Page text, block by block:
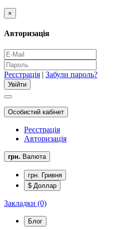
×
Авторизація
Реєстрація | Забули пароль?
Особистий кабінет
Реєстрація
Авторизація
грн. Валюта
грн. Гривня
$ Доллар
Закладки (0)
Блог